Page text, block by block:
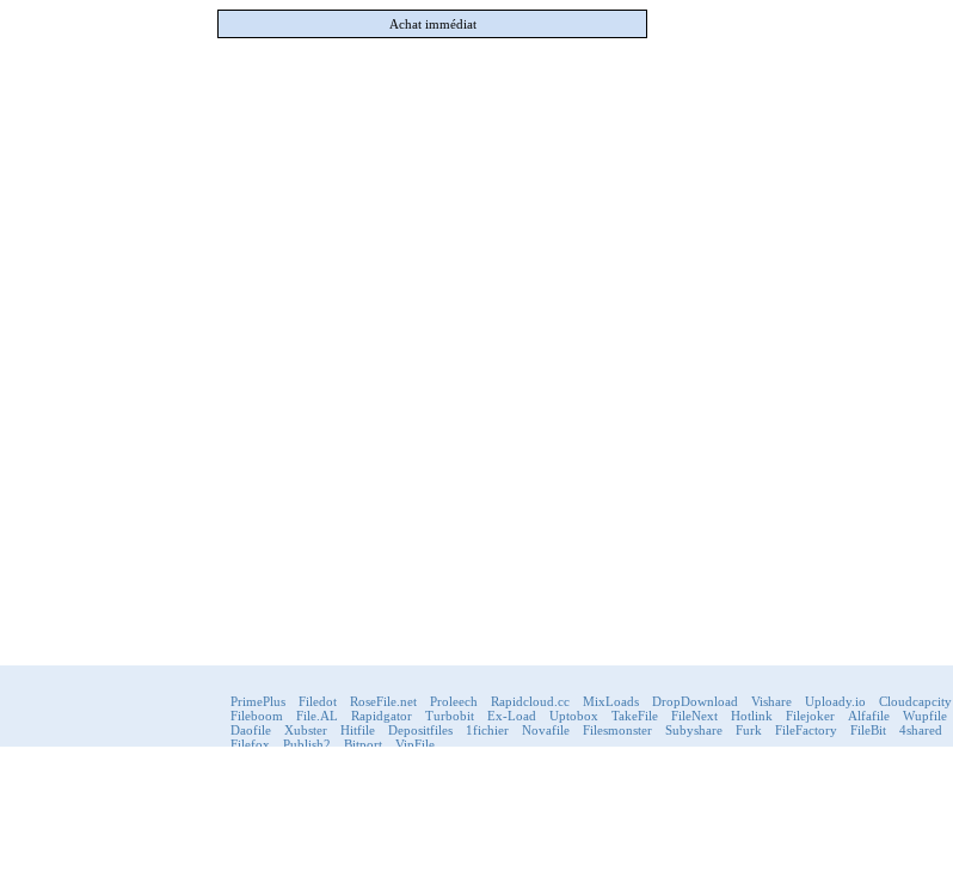
PrimePlus Filedot RoseFile.net Proleech Rapidcloud.cc MixLoads DropDownload Vishare Uploady.io Cloudcapcity
Fileboom
File.AL Rapidgator Turbobit Ex-Load Uptobox TakeFile FileNext Hotlink Filejoker Alfafile Wupfile
Daofile
Xubster Hitfile Depositfiles 1fichier Novafile Filesmonster Subyshare Furk FileFactory FileBit 4shared
Filefox
Publish2 Bitport VipFile